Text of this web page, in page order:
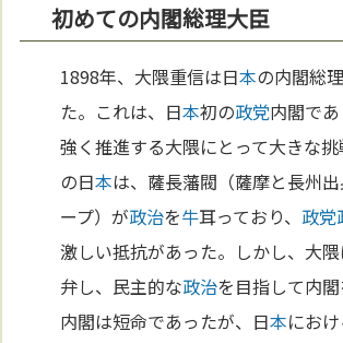
初めての内閣総理大臣
1898年、大隈重信は日本の内閣総
た。これは、日本初の政党内閣で
強く推進する大隈にとって大きな
の日本は、薩長藩閥（薩摩と長州
ープ）が政治を牛耳っており、 政党
激しい抵抗があった。しかし、大
弁し、民主的な政治を目指して内
内閣は短命であったが、日本にお